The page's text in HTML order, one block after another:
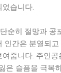
습니다.
순히 절망과 공
인간은 분열되
줍니다. 주인
은 슬픔을 극복